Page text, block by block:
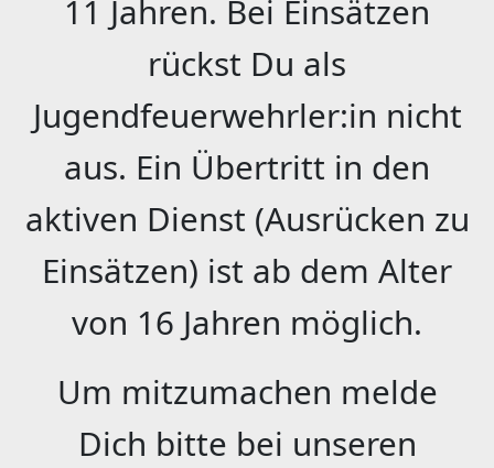
11 Jahren. Bei Einsätzen
rückst Du als
Jugendfeuerwehrler:in nicht
aus. Ein Übertritt in den
aktiven Dienst (Ausrücken zu
Einsätzen) ist ab dem Alter
von 16 Jahren möglich.
Um mitzumachen melde
Dich bitte bei unseren